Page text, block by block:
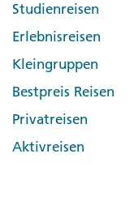
Studienreisen
Erlebnisreisen
Kleingruppen
Bestpreis Reisen
Privatreisen
Aktivreisen